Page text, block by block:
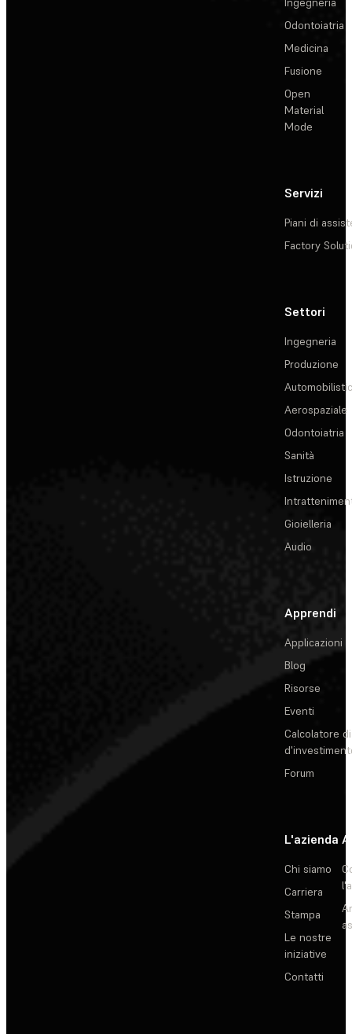
Odontoiatria
Medicina
Fusione
Open
Material
Mode
Servizi
Piani di
Factory
Settori
Ingegneria
Produzione
Aerospaziale
Odontoiatria
Sanità
Istruzione
Gioielleria
Audio
Apprendi
Applicazioni
Blog
Risorse
Eventi
Calcolatore
Forum
L'azienda
Chi siamo
Carriera
Stampa
Le nostre
iniziative
Contatti